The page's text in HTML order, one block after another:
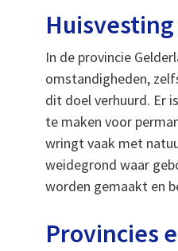
In de provincie
omstandigheden,
dit doel verhuurd. Er
te maken voor
wringt vaak met
weidegrond waar
worden gemaakt en
Provincies